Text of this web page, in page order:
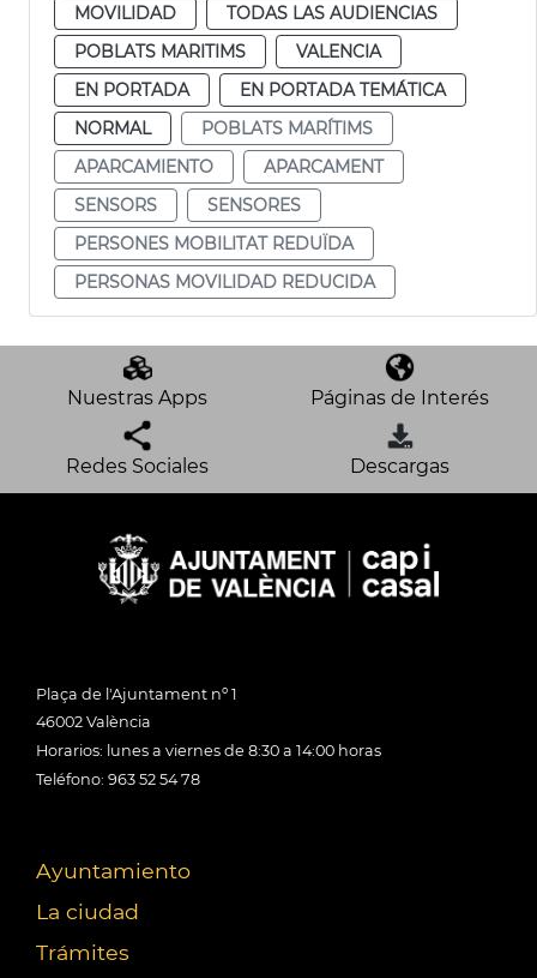
MOVILIDAD
TODAS LAS AUDIENCIAS
POBLATS MARITIMS
VALENCIA
EN PORTADA
EN PORTADA TEMÁTICA
NORMAL
POBLATS MARÍTIMS
APARCAMIENTO
APARCAMENT
SENSORS
SENSORES
PERSONES MOBILITAT REDUÏDA
PERSONAS MOVILIDAD REDUCIDA
Nuestras Apps Páginas de Interés
Redes Sociales Descargas
Plaça de l'Ajuntament nº 1
46002 València
Horarios: lunes a viernes de 8:30 a 14:00 horas
Teléfono: 963 52 54 78
Ayuntamiento
La ciudad
Trámites